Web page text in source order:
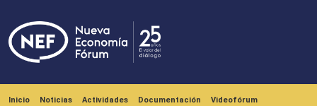
Inicio Noticias Actividades Documentación Videofórum